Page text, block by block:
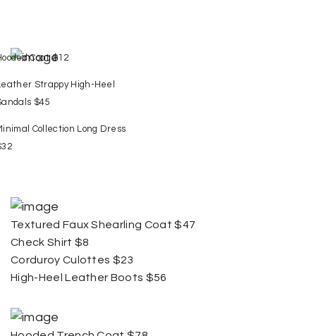
Coat $12
Strappy High-Heel
$45
Collection Long Dress
Textured Faux Shearling Coat $47
Check Shirt $8
Corduroy Culottes $23
High-Heel Leather Boots $56